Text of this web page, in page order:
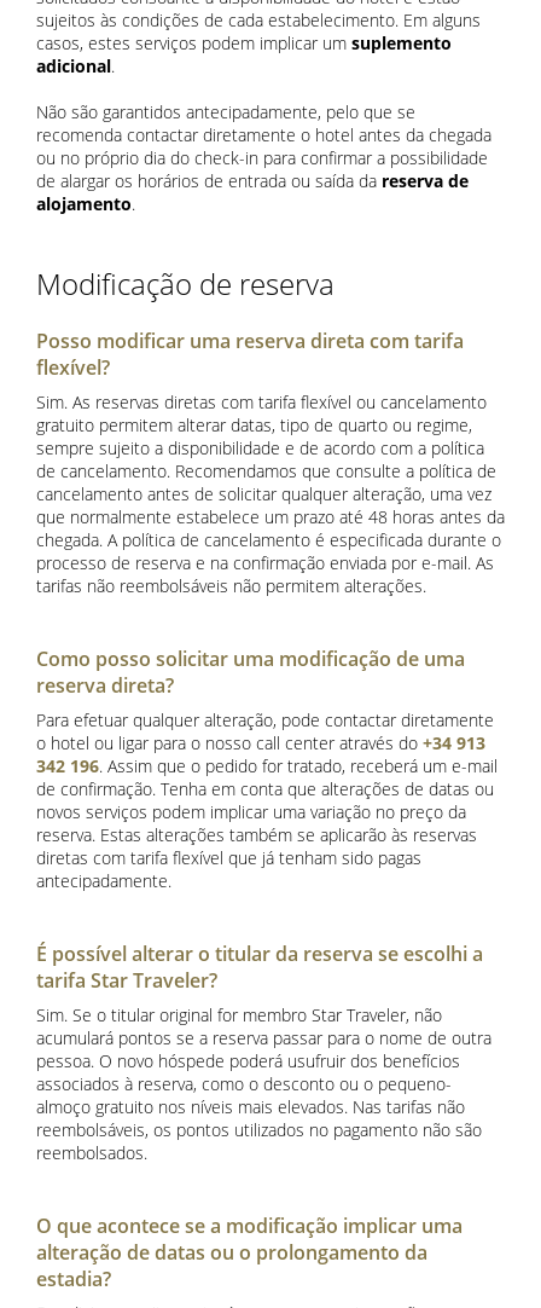
sujeitos às condições de cada estabelecimento. Em alguns
casos, estes serviços podem implicar um suplemento
adicional.
Não são garantidos antecipadamente, pelo que se
recomenda contactar diretamente o hotel antes da chegada
ou no próprio dia do check-in para confirmar a possibilidade
de alargar os horários de entrada ou saída da reserva de
alojamento.
Modificação de reserva
Posso modificar uma reserva direta com tarifa
flexível?
Sim. As reservas diretas com tarifa flexível ou cancelamento
gratuito permitem alterar datas, tipo de quarto ou regime,
sempre sujeito a disponibilidade e de acordo com a política
de cancelamento. Recomendamos que consulte a política de
cancelamento antes de solicitar qualquer alteração, uma vez
que normalmente estabelece um prazo até 48 horas antes da
chegada. A política de cancelamento é especificada durante o
processo de reserva e na confirmação enviada por e-mail. As
tarifas não reembolsáveis não permitem alterações.
Como posso solicitar uma modificação de uma
reserva direta?
Para efetuar qualquer alteração, pode contactar diretamente
o hotel ou ligar para o nosso call center através do +34 913
342 196. Assim que o pedido for tratado, receberá um e-mail
de confirmação. Tenha em conta que alterações de datas ou
novos serviços podem implicar uma variação no preço da
reserva. Estas alterações também se aplicarão às reservas
diretas com tarifa flexível que já tenham sido pagas
antecipadamente.
É possível alterar o titular da reserva se escolhi a
tarifa Star Traveler?
Sim. Se o titular original for membro Star Traveler, não
acumulará pontos se a reserva passar para o nome de outra
pessoa. O novo hóspede poderá usufruir dos benefícios
associados à reserva, como o desconto ou o pequeno-
almoço gratuito nos níveis mais elevados. Nas tarifas não
reembolsáveis, os pontos utilizados no pagamento não são
reembolsados.
O que acontece se a modificação implicar uma
alteração de datas ou o prolongamento da
estadia?